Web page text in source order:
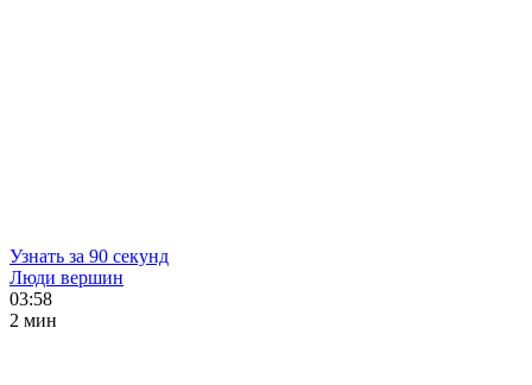
Узнать за 90 секунд
Люди вершин
03:58
2 мин